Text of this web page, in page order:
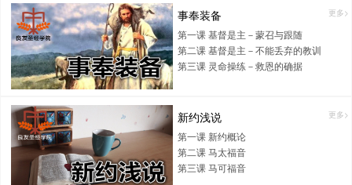
事奉装备 更多>
第一课 基督是主－蒙召与跟随
第二课 基督是主－不能丢弃的教训
第三课 灵命操练－救恩的确据
新约浅说 更多>
第一课 新约概论
第二课 马太福音
第三课 马可福音